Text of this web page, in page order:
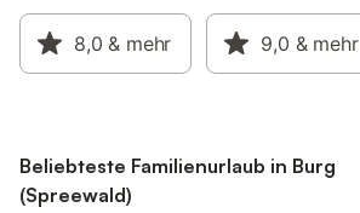
8,0 & mehr 9,0 & mehr
Beliebteste Familienurlaub in Burg
(Spreewald)